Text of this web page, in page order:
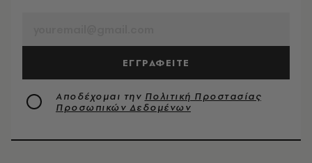
ΕΓΓΡΑΦΕΙΤΕ
Αποδέχομαι την Πολιτική Προστασίας
Προσωπικών Δεδομένων